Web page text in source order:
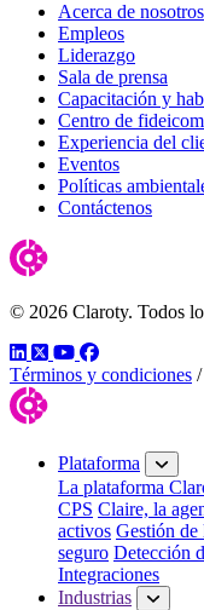
Acerca de nosotros
Empleos
Liderazgo
Sala de prensa
Capacitación y
Centro de
Experiencia del
Eventos
Políticas
Contáctenos
© 2026 Claroty. Todos
LinkedIn
TwitterYouTube
Facebook
Términos y condiciones /
Plataforma
La plataforma
CPS Claire, la
activos Gestión de
seguro Detección
Integraciones
Industrias